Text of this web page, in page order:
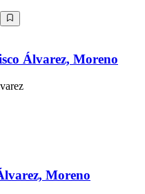
Álvarez, Moreno
Moreno